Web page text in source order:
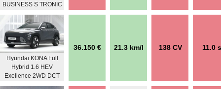
BUSINESS S TRONIC
Hyundai KONA Full
Hybrid 1.6 HEV
Exellence 2WD DCT
36.150 € 21.3 km/l 138 CV 11.0 s